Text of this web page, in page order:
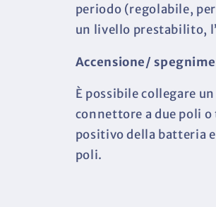
periodo (regolabile,
un livello prestabilito,
Accensione/
È possibile collegare
connettore a due poli
positivo della batteria
poli.